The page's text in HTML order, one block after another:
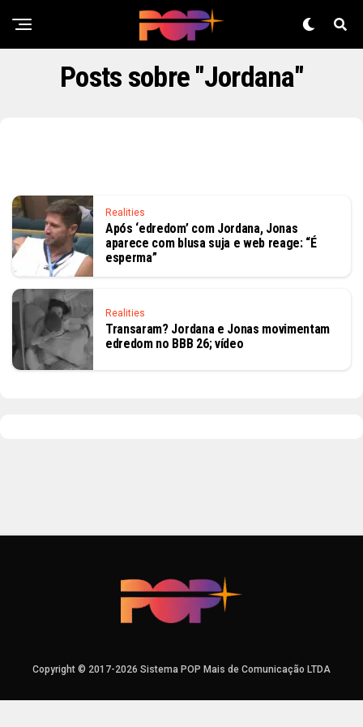
Posts sobre "Jordana"
Realities
Após ‘edredom’ com Jordana, Jonas
aparece com blusa suja e web reage: “É
esperma”
Realities
Transaram? Jordana e Jonas movimentam
edredom no BBB 26; vídeo
Copyright © 2017-2026 Sistema POP Mais de Comunicação LTDA